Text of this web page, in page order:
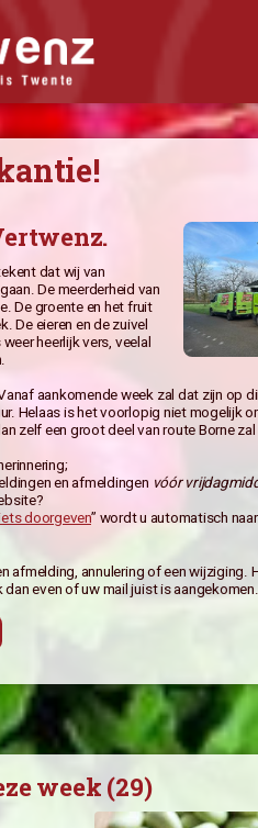
Vertwenz.
dit betekent dat wij van
werk gaan. De meerderheid van
De groente en het fruit
week. De eieren en de zuivel
Alles weer heerlijk vers, veelal
zijn. Vanaf aankomende
Helaas is het
ik dan zelf een groot deel
herinnering;
meldingen en afmeldingen
op de website?
op “
op een afmelding, annulering
Check dan even of uw mail